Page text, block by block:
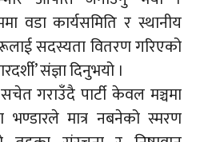
वडा कार्यसमिति र स्थानीय
सदस्यता वितरण गरिएको
संज्ञा दिनुभयो ।
गराउँदै पार्टी केवल मञ्चमा
मात्र नबनेको स्मरण